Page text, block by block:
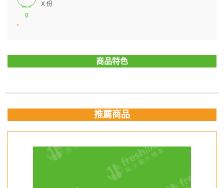
g
X 份
*
商品特色
推薦商品